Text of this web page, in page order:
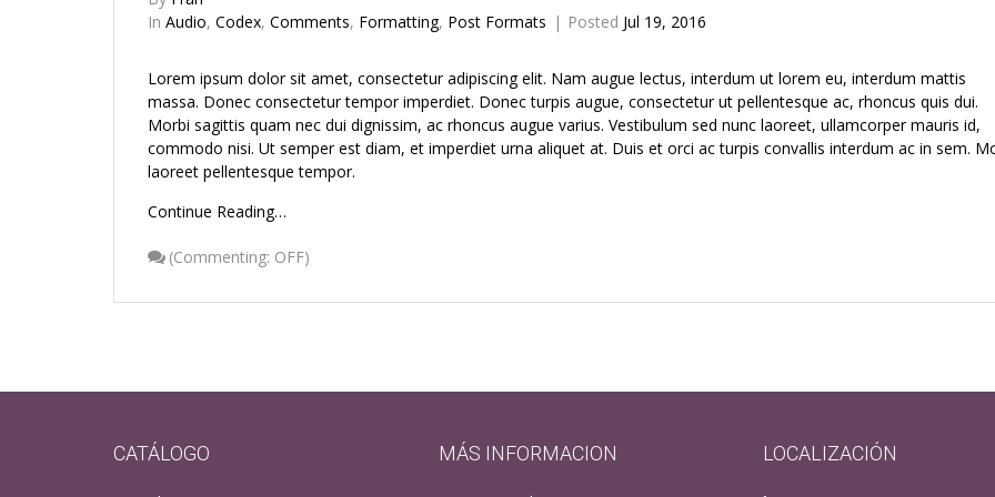
In Audio, Codex, Comments, Formatting, Post Formats Posted Jul 19, 2016
Lorem ipsum dolor sit amet, consectetur adipiscing elit. Nam augue lectus, interdum ut lorem eu, interdum mattis
massa. Donec consectetur tempor imperdiet. Donec turpis augue, consectetur ut pellentesque ac, rhoncus quis dui.
Morbi sagittis quam nec dui dignissim, ac rhoncus augue varius. Vestibulum sed nunc laoreet, ullamcorper mauris id,
commodo nisi. Ut semper est diam, et imperdiet urna aliquet at. Duis et orci ac turpis convallis interdum ac in sem.
laoreet pellentesque tempor.
Continue Reading…
(Commenting: OFF)
CATÁLOGO MÁS INFORMACION LOCALIZACIÓN